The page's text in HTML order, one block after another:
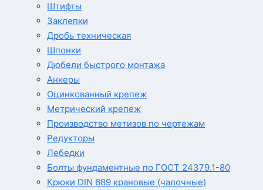
Штифты
Заклепки
Дробь техническая
Шпонки
Дюбели быстрого монтажа
Анкеры
Оцинкованный крепеж
Метрический крепеж
Производство метизов по чертежам
Редукторы
Лебедки
Болты фундаментные по ГОСТ 24379.1-80
Крюки DIN 689 крановые (чалочные)